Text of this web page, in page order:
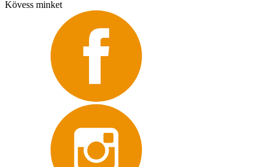
Kövess minket